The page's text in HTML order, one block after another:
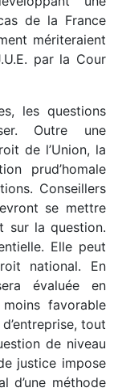
de la France
mériteraient
par la Cour
les questions
Outre une
de l’Union, la
prud’homale
Conseillers
se mettre
sur la question.
Elle peut
national. En
évaluée en
favorable
tout
de niveau
justice impose
d’une méthode